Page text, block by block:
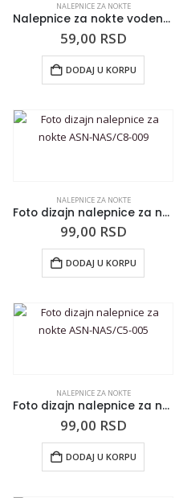
NALEPNICE ZA NOKTE
Nalepnice za nokte vodene ASN-BLE 1042
59,00 RSD
DODAJ U KORPU
NALEPNICE ZA NOKTE
Foto dizajn nalepnice za nokte ASN-NAS/C8-009
99,00 RSD
DODAJ U KORPU
NALEPNICE ZA NOKTE
Foto dizajn nalepnice za nokte ASN-NAS/C5-005
99,00 RSD
DODAJ U KORPU